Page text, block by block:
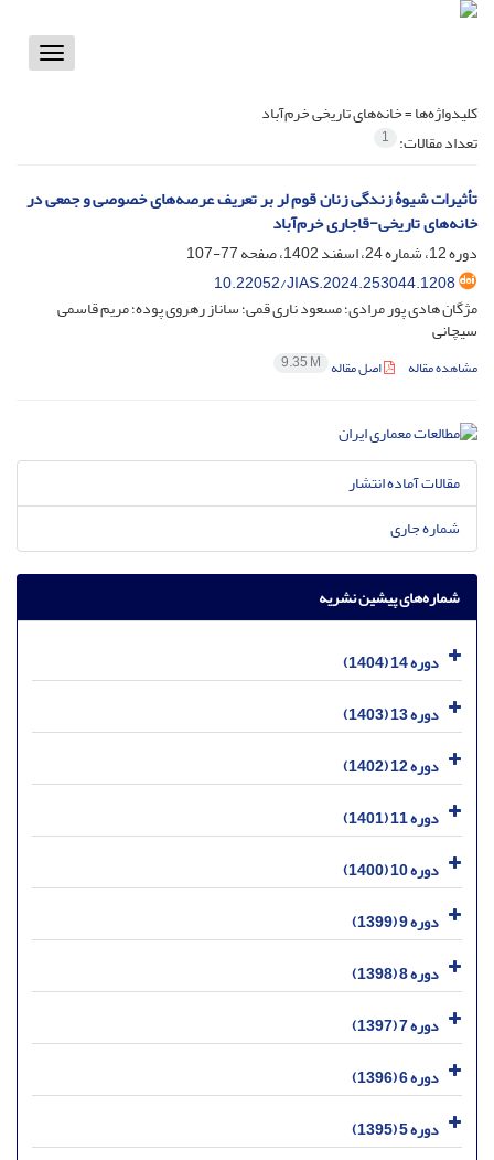
Toggle
کلیدواژه‌ها =خانه‌های تاریخی خرم‌آباد
تعداد مقالات: 1
تأثیرات شیوۀ زندگی زنان قوم لر بر تعریف عرصه‌های خصوصی و جمعی در
خانه‌های تاریخی-قاجاری خرم‌آباد
دوره 12، شماره 24، اسفند 1402، صفحه
77-107
10.22052/JIAS.2024.253044.1208
مژگان هادی پور مرادی؛ مسعود ناری قمی؛ ساناز رهروی پوده؛ مریم قاسمی
سیچانی
مشاهده مقاله اصل مقاله 9.35 M
مقالات آماده انتشار
شماره جاری
شماره‌های پیشین نشریه
دوره 14 (1404)
دوره 13 (1403)
دوره 12 (1402)
دوره 11 (1401)
دوره 10 (1400)
دوره 9 (1399)
دوره 8 (1398)
دوره 7 (1397)
دوره 6 (1396)
دوره 5 (1395)